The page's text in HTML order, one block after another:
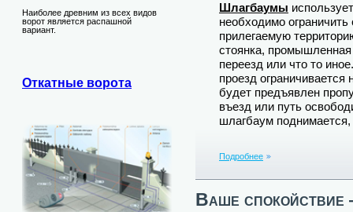
Наиболее древним из всех видов
ворот является распашной
вариант.
Откатные ворота
Шлагбаумы
необходимо
прилегаемую
стоянка,
переезд или что то
проезд ограничивается
будет предъявлен
въезд или путь
шлагбаум поднимается,
Подробнее
Ваше